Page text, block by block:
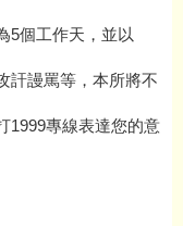
5個工作天，並以
訐謾罵等，本所將不
1999專線表達您的意